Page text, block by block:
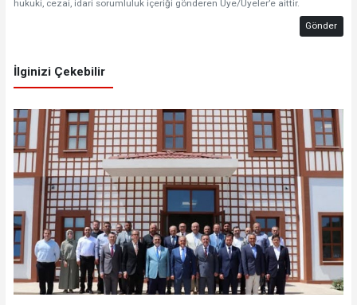
hukuki, cezai, idari sorumluluk içeriği gönderen Üye/Üyeler’e aittir.
Gönder
İlginizi Çekebilir